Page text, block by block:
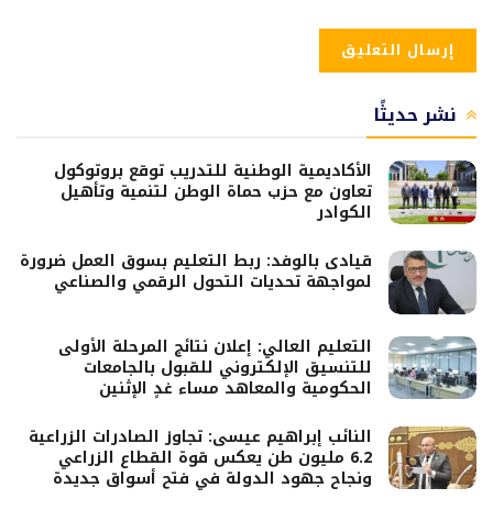
نشر حديثًا
الأكاديمية الوطنية للتدريب توقع بروتوكول
تعاون مع حزب حماة الوطن لتنمية وتأهيل
الكوادر
قيادى بالوفد: ربط التعليم بسوق العمل ضرورة
لمواجهة تحديات التحول الرقمي والصناعي
التعليم العالي: إعلان نتائج المرحلة الأولى
للتنسيق الإلكتروني للقبول بالجامعات
الحكومية والمعاهد مساء غدٍ الإثنين
النائب إبراهيم عيسى: تجاوز الصادرات الزراعية
6.2 مليون طن يعكس قوة القطاع الزراعي
ونجاح جهود الدولة في فتح أسواق جديدة